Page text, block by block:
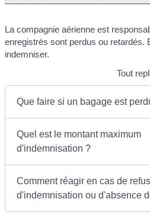
La compagnie aérienne est
enregistrés sont perdus ou retardés.
indemniser.
Tout
Que faire si un bagage est
Quel est le montant maximum
d'indemnisation ?
Comment réagir en cas de refus
d'indemnisation ou d'absence